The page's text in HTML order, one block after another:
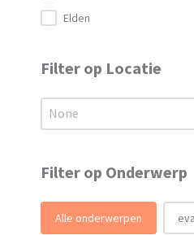
Elden
Filter op Locatie
Filter op Locatie
Filter op Locatie
Filter op Onderwerp
Filter op Onderwerp
Alle onderwerpen